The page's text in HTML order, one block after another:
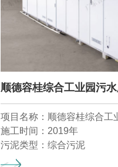
顺德容桂综合工业园污
项目名称：顺德容桂综合工
施工时间：2019年
污泥类型：综合污泥